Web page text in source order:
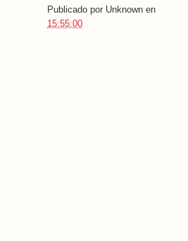
Publicado por Unknown en
15:55:00